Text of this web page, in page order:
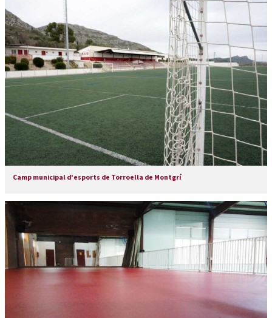
Camp municipal d'esports de Torroella de Montgrí